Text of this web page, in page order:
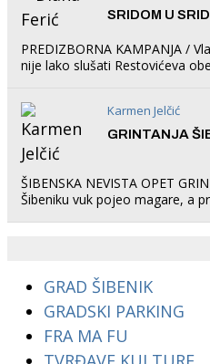
SRIDOM U
PREDIZBORNA KAMPANJA /
nije lako slušati Restovićeva
Karmen Jelčić
GRINTANJA
ŠIBENSKA NEVISTA OPET
Šibeniku vuk pojeo magare, a
GRAD ŠIBENIK
GRADSKI PARKING
FRA MA FU